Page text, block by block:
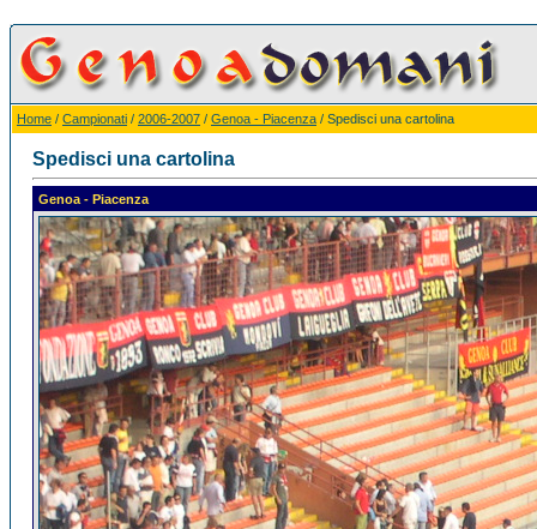
Home / Campionati / 2006-2007 / Genoa - Piacenza / Spedisci una cartolina
Spedisci una cartolina
Genoa - Piacenza